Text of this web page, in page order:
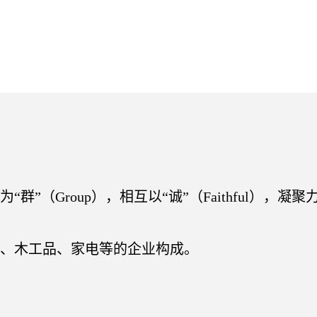
“群”（Group），相互以“诚”（Faithful），凝
木工品、家电等的企业构成。